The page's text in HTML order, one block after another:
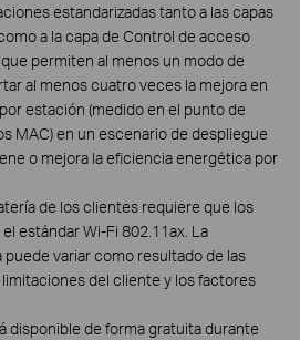
estandarizadas tanto a las capas
a la capa de Control de acceso
que permiten al menos un modo de
al menos cuatro veces la mejora en
estación (medido en el punto de
MAC) en un escenario de despliegue
o mejora la eficiencia energética por
de los clientes requiere que los
estándar Wi-Fi 802.11ax. La
variar como resultado de las
del cliente y los factores
disponible de forma gratuita durante